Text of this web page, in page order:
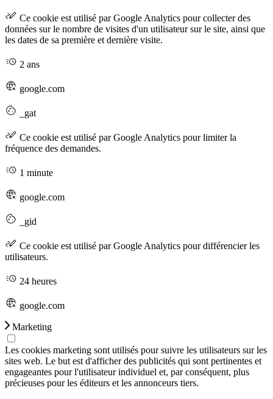
Ce cookie est utilisé par Google Analytics pour collecter des
données sur le nombre de visites d'un utilisateur sur le site, ainsi que
les dates de sa première et dernière visite.
2 ans
google.com
_gat
Ce cookie est utilisé par Google Analytics pour limiter la
fréquence des demandes.
1 minute
google.com
_gid
Ce cookie est utilisé par Google Analytics pour différencier les
utilisateurs.
24 heures
google.com
Marketing
Les cookies marketing sont utilisés pour suivre les utilisateurs sur les
sites web. Le but est d'afficher des publicités qui sont pertinentes et
engageantes pour l'utilisateur individuel et, par conséquent, plus
précieuses pour les éditeurs et les annonceurs tiers.